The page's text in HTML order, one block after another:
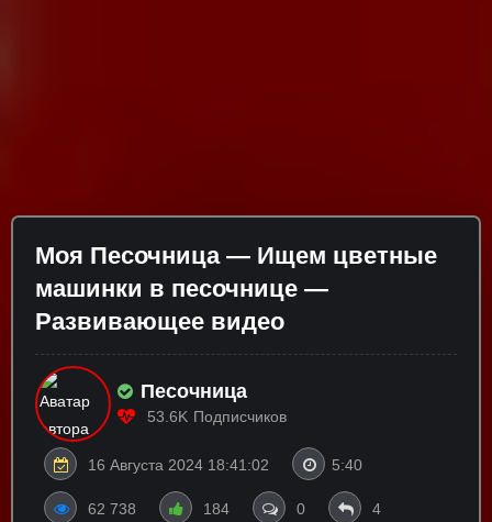
Моя Песочница — Ищем цветные
машинки в песочнице —
Развивающее видео
Песочница
53.6K Подписчиков
16 Августа 2024 18:41:02 5:40
62 738 184 0 4